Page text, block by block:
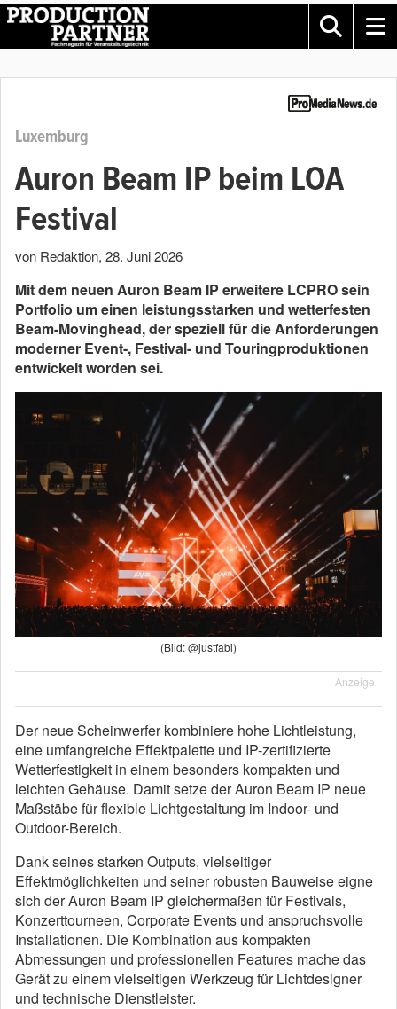
Luxemburg
Auron Beam IP beim LOA
Festival
von Redaktion, 28. Juni 2026
Mit dem neuen Auron Beam IP erweitere LCPRO sein
Portfolio um einen leistungsstarken und wetterfesten
Beam-Movinghead, der speziell für die Anforderungen
moderner Event-, Festival- und Touringproduktionen
entwickelt worden sei.
(Bild: @justfabi)
Anzeige
Der neue Scheinwerfer kombiniere hohe Lichtleistung,
eine umfangreiche Effektpalette und IP-zertifizierte
Wetterfestigkeit in einem besonders kompakten und
leichten Gehäuse. Damit setze der Auron Beam IP neue
Maßstäbe für flexible Lichtgestaltung im Indoor- und
Outdoor-Bereich.
Dank seines starken Outputs, vielseitiger
Effektmöglichkeiten und seiner robusten Bauweise eigne
sich der Auron Beam IP gleichermaßen für Festivals,
Konzerttourneen, Corporate Events und anspruchsvolle
Installationen. Die Kombination aus kompakten
Abmessungen und professionellen Features mache das
Gerät zu einem vielseitigen Werkzeug für Lichtdesigner
und technische Dienstleister.